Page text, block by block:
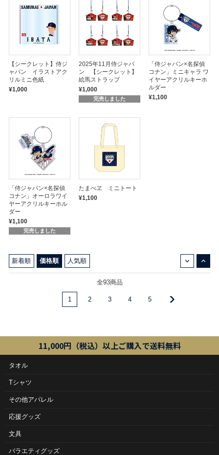
【シークレット】侍ジ
ャパン イラストアク
リルミニ色紙
¥1,000
2025年11月侍ジャパ
ン 【シークレット】
絵馬ストラップ
¥1,000
完売しました
「侍ジャパン×名探偵
コナン」ミニキャラ ワ
イヤーアクリルキーホ
ルダー
¥1,100
「侍ジャパン×名探偵
コナン」オーロラワイ
ヤーアクリルキーホル
ダー
¥1,100
完売しました
たまべヱ ミニトート
¥1,100
新着順 価格順 人気順
全93商品
1 2 3 4 5
11,000円（税込）以上ご購入で送料無料
タオル
Tシャツ
その他アパレル
応援グッズ
文具
バラエティグッズ